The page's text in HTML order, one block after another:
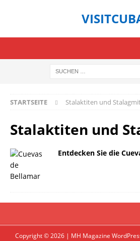
STARTSEITE Stalaktiten und
Stalaktiten und
Entdecken Sie die
Copyright © 2026 | MH Magazine